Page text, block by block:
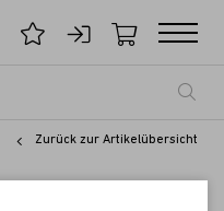
Zurück zur Artikelübersicht